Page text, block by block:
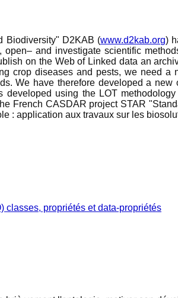
Biodiversity" D2KAB (www.d2kab.org)
open– and investigate scientific
on the Web of Linked data an
crop diseases and pests, we need
We have therefore developed a
using the LOT
French CASDAR project STAR
: application aux travaux sur les
classes, propriétés et data-propriétés